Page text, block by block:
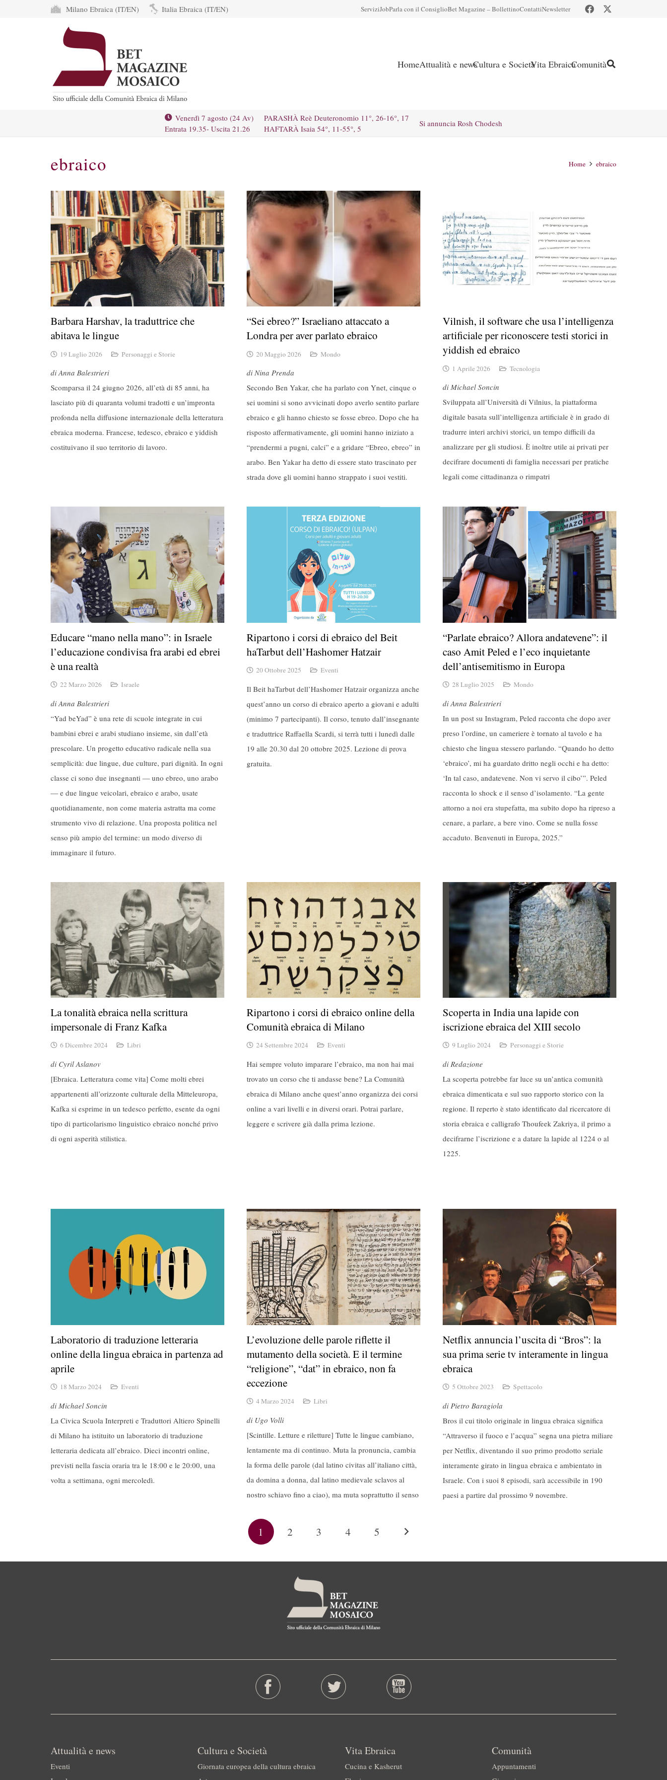
Milano Ebraica (IT/EN) Italia Ebraica (IT/EN) ServiziJobParla con il ConsiglioBet Magazine – BollettinoContattiNewsletter
HomeAttualità e newsCultura e SocietàVita EbraicaComunità
Venerdì 7 agosto (24 Av)
Entrata 19.35- Uscita 21.26
PARASHÀ Reè Deuteronomio 11°, 26-16°, 17
HAFTARÀ Isaia 54°, 11-55°, 5
Si annuncia Rosh Chodesh
ebraico Home ebraico
Barbara Harshav, la traduttrice che
abitava le lingue
19 Luglio 2026 Personaggi e Storie
di Anna Balestrieri
Scomparsa il 24 giugno 2026, all’età di 85 anni, ha
lasciato più di quaranta volumi tradotti e un’impronta
profonda nella diffusione internazionale della letteratura
ebraica moderna. Francese, tedesco, ebraico e yiddish
costituivano il suo territorio di lavoro.
“Sei ebreo?” Israeliano attaccato a
Londra per aver parlato ebraico
20 Maggio 2026 Mondo
di Nina Prenda
Secondo Ben Yakar, che ha parlato con Ynet, cinque o
sei uomini si sono avvicinati dopo averlo sentito parlare
ebraico e gli hanno chiesto se fosse ebreo. Dopo che ha
risposto affermativamente, gli uomini hanno iniziato a
“prendermi a pugni, calci” e a gridare “Ebreo, ebreo” in
arabo. Ben Yakar ha detto di essere stato trascinato per
strada dove gli uomini hanno strappato i suoi vestiti.
Vilnish, il software che usa l’intelligenza
artificiale per riconoscere testi storici in
yiddish ed ebraico
1 Aprile 2026 Tecnologia
di Michael Soncin
Sviluppata all’Università di Vilnius, la piattaforma
digitale basata sull’intelligenza artificiale è in grado di
tradurre interi archivi storici, un tempo difficili da
analizzare per gli studiosi. È inoltre utile ai privati per
decifrare documenti di famiglia necessari per pratiche
legali come cittadinanza o rimpatri
Educare “mano nella mano”: in Israele
l’educazione condivisa fra arabi ed ebrei
è una realtà
22 Marzo 2026 Israele
di Anna Balestrieri
“Yad beYad” è una rete di scuole integrate in cui
bambini ebrei e arabi studiano insieme, sin dall’età
prescolare. Un progetto educativo radicale nella sua
semplicità: due lingue, due culture, pari dignità. In ogni
classe ci sono due insegnanti — uno ebreo, uno arabo
— e due lingue veicolari, ebraico e arabo, usate
quotidianamente, non come materia astratta ma come
strumento vivo di relazione. Una proposta politica nel
senso più ampio del termine: un modo diverso di
immaginare il futuro.
Ripartono i corsi di ebraico del Beit
haTarbut dell’Hashomer Hatzair
20 Ottobre 2025 Eventi
Il Beit haTarbut dell’Hashomer Hatzair organizza anche
quest’anno un corso di ebraico aperto a giovani e adulti
(minimo 7 partecipanti). Il corso, tenuto dall’insegnante
e traduttrice Raffaella Scardi, si terrà tutti i lunedì dalle
19 alle 20.30 dal 20 ottobre 2025. Lezione di prova
gratuita.
“Parlate ebraico? Allora andatevene”: il
caso Amit Peled e l’eco inquietante
dell’antisemitismo in Europa
28 Luglio 2025 Mondo
di Anna Balestrieri
In un post su Instagram, Peled racconta che dopo aver
preso l’ordine, un cameriere è tornato al tavolo e ha
chiesto che lingua stessero parlando. “Quando ho detto
‘ebraico’, mi ha guardato dritto negli occhi e ha detto:
‘In tal caso, andatevene. Non vi servo il cibo’”. Peled
racconta lo shock e il senso d’isolamento. “La gente
attorno a noi era stupefatta, ma subito dopo ha ripreso a
cenare, a parlare, a bere vino. Come se nulla fosse
accaduto. Benvenuti in Europa, 2025.”
La tonalità ebraica nella scrittura
impersonale di Franz Kafka
6 Dicembre 2024 Libri
di Cyril Aslanov
[Ebraica. Letteratura come vita] Come molti ebrei
appartenenti all’orizzonte culturale della Mitteleuropa,
Kafka si esprime in un tedesco perfetto, esente da ogni
tipo di particolarismo linguistico ebraico nonché privo
di ogni asperità stilistica.
Ripartono i corsi di ebraico online della
Comunità ebraica di Milano
24 Settembre 2024 Eventi
Hai sempre voluto imparare l’ebraico, ma non hai mai
trovato un corso che ti andasse bene? La Comunità
ebraica di Milano anche quest’anno organizza dei corsi
online a vari livelli e in diversi orari. Potrai parlare,
leggere e scrivere già dalla prima lezione.
Scoperta in India una lapide con
iscrizione ebraica del XIII secolo
9 Luglio 2024 Personaggi e Storie
di Redazione
La scoperta potrebbe far luce su un’antica comunità
ebraica dimenticata e sul suo rapporto storico con la
regione. Il reperto è stato identificato dal ricercatore di
storia ebraica e calligrafo Thoufeek Zakriya, il primo a
decifrarne l’iscrizione e a datare la lapide al 1224 o al
1225.
Laboratorio di traduzione letteraria
online della lingua ebraica in partenza ad
aprile
18 Marzo 2024 Eventi
di Michael Soncin
La Civica Scuola Interpreti e Traduttori Altiero Spinelli
di Milano ha istituito un laboratorio di traduzione
letteraria dedicata all’ebraico. Dieci incontri online,
previsti nella fascia oraria tra le 18:00 e le 20:00, una
volta a settimana, ogni mercoledì.
L’evoluzione delle parole riflette il
mutamento della società. E il termine
“religione”, “dat” in ebraico, non fa
eccezione
4 Marzo 2024 Libri
di Ugo Volli
[Scintille. Letture e riletture] Tutte le lingue cambiano,
lentamente ma di continuo. Muta la pronuncia, cambia
la forma delle parole (dal latino civitas all’italiano città,
da domina a donna, dal latino medievale sclavos al
nostro schiavo fino a ciao), ma muta soprattutto il senso
Netflix annuncia l’uscita di “Bros”: la
sua prima serie tv interamente in lingua
ebraica
5 Ottobre 2023 Spettacolo
di Pietro Baragiola
Bros il cui titolo originale in lingua ebraica significa
“Attraverso il fuoco e l’acqua” segna una pietra miliare
per Netflix, diventando il suo primo prodotto seriale
interamente girato in lingua ebraica e ambientato in
Israele. Con i suoi 8 episodi, sarà accessibile in 190
paesi a partire dal prossimo 9 novembre.
1 2 3 4 5
Attualità e news
Eventi
Cultura e Società
Giornata europea della cultura ebraica
Vita Ebraica
Cucina e Kasherut
Comunità
Appuntamenti